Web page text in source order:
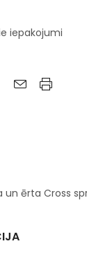
iepakojumi
un ērta Cross